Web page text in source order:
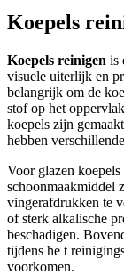
Koepels
Koepels reinigen is
visuele uiterlijk en
belangrijk om de
stof op het
koepels zijn
hebben
Voor glazen
schoonmaakmiddel
vingerafdrukken te
of sterk alkalische
beschadigen.
tijdens he t
voorkomen.